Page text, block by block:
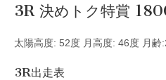
3R 決めトク特賞
太陽高度: 52度 月高度: 46度 月齢
3R出走表